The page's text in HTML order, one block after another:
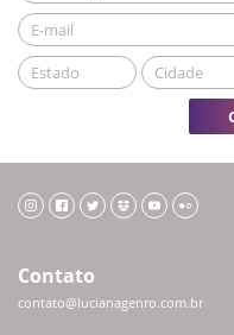
Contato
contato@lucianagenro.com.br